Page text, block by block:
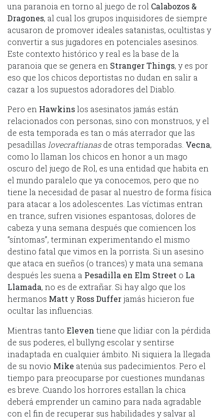
una paranoia en torno al juego de rol Calabozos &
Dragones, al cual los grupos inquisidores de siempre
acusaron de promover ideales satanistas, ocultistas y
convertir a sus jugadores en potenciales asesinos.
Este contexto histórico y real es la base de la
paranoia que se genera en Stranger Things, y es por
eso que los chicos deportistas no dudan en salir a
cazar a los supuestos adoradores del Diablo.
Pero en Hawkinslos asesinatos jamás están
relacionados con personas, sino con monstruos, y el
de esta temporada es tan o más aterrador que las
pesadillas lovecraftianasde otras temporadas. Vecna,
como lo llaman los chicos en honor a un mago
oscuro del juego de Rol, es una entidad que habita en
el mundo paralelo que ya conocemos, pero que no
tiene la necesidad de pasar al nuestro de forma física
para atacar a los adolescentes. Las víctimas entran
en trance, sufren visiones espantosas, dolores de
cabeza y una semana después que comiencen los
“síntomas”, terminan experimentando el mismo
destino fatal que vimos en la porrista. Si un asesino
que ataca en sueños (o trances) y mata una semana
después les suena a Pesadilla en Elm Street o La
Llamada, no es de extrañar. Si hay algo que los
hermanos Matt y Ross Dufferjamás hicieron fue
ocultar las influencias.
Mientras tanto Eleven tiene que lidiar con la pérdida
de sus poderes, el bullyng escolar y sentirse
inadaptada en cualquier ámbito. Ni siquiera la llegada
de su novio Mike atenúa sus padecimientos. Pero el
tiempo para preocuparse por cuestiones mundanas
es breve. Cuando los horrores estallan la chica
deberá emprender un camino para nada agradable
con el fin de recuperar sus habilidades y salvar al